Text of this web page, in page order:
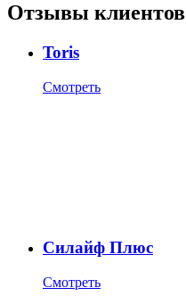
Отзывы клиентов
Toris
Смотреть
Силайф Плюс
Смотреть